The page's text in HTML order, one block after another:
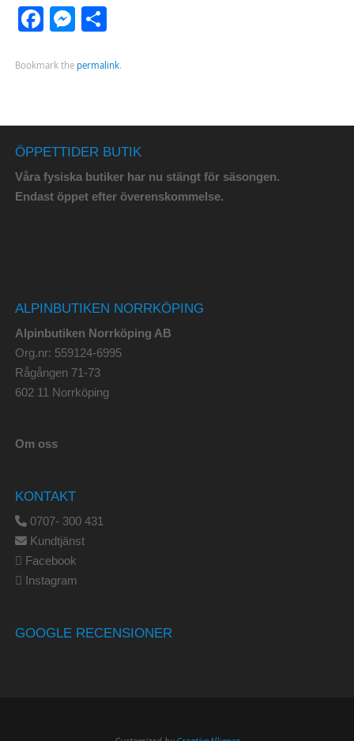
Facebook
Messenger
Dela
Bookmark the permalink.
ÖPPETTIDER BUTIK
Våra fysiska butiker har nu stängt för säsongen.
Endast öppet efter överenskommelse.
ALPINBUTIKEN NORRKÖPING
Alpinbutiken Norrköping AB
Org.nr: 559124-6995
Rågången 71-73
602 11 Norrköping
Om oss
KONTAKT
0707- 300 431
Kundtjänst
Facebook
Instagram
GOOGLE RECENSIONER